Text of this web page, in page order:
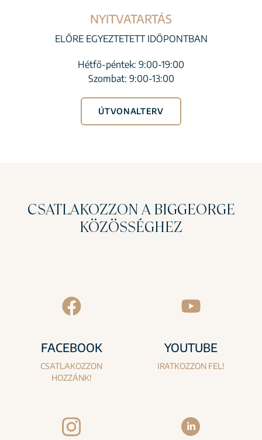
NYITVATARTÁS
ELŐRE EGYEZTETETT IDŐPONTBAN
Hétfő-péntek: 9:00-19:00
Szombat: 9:00-13:00
ÚTVONALTERV
CSATLAKOZZON A BIGGEORGE
KÖZÖSSÉGHEZ
FACEBOOK
CSATLAKOZZON
HOZZÁNK!
YOUTUBE
IRATKOZZON FEL!